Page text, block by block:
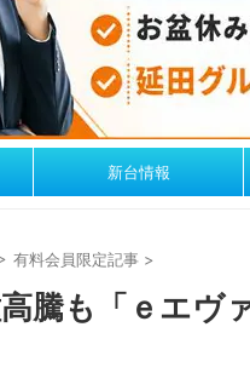
新台情報
有料会員限定記事 >
騰も「ｅエヴ